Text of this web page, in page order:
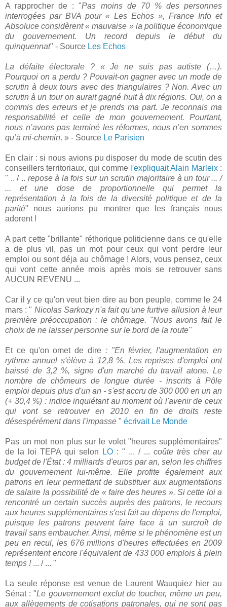
A rapprocher de : "Pas moins de 70 % des personnes
interrogées par BVA pour « Les Echos », France Info et
Absoluce considèrent « mauvaise » la politique économique
du gouvernement. Un record depuis le début du
quinquennat" - Source Les Echos
La défaite électorale ? « Je ne suis pas autiste (…).
Pourquoi on a perdu ? Pouvait-on gagner avec un mode de
scrutin à deux tours avec des triangulaires ? Non. Avec un
scrutin à un tour on aurait gagné huit à dix régions. Oui, on a
commis des erreurs et je prends ma part. Je reconnais ma
responsabilité et celle de mon gouvernement. Pourtant,
nous n’avons pas terminé les réformes, nous n’en sommes
qu’à mi-chemin. » - Source Le Parisien
En clair : si nous avions pu disposer du mode de scutin des
conseillers territoriaux, qui comme l'expliquait Alain Marleix:
" .. / .. repose à la fois sur un scrutin majoritaire à un tour ... /
... et une dose de proportionnelle qui permet la
représentation à la fois de la diversité politique et de la
parité" nous aurions pu montrer que les français nous
adorent !
A part cette "brillante" réthorique politicienne dans ce qu'elle
a de plus vil, pas un mot pour ceux qui vont perdre leur
emploi ou sont déja au chômage ! Alors, vous pensez, ceux
qui vont cette année mois après mois se retrouver sans
AUCUN REVENU ...
Car il y ce qu'on veut bien dire au bon peuple, comme le 24
mars : " Nicolas Sarkozy n'a fait qu'une furtive allusion à leur
première préoccupation : le chômage. "Nous avons fait le
choix de ne laisser personne sur le bord de la route"
Et ce qu'on omet de dire : "En février, l'augmentation en
rythme annuel s'élève à 12,8 %. Les reprises d'emploi ont
baissé de 3,2 %, signe d'un marché du travail atone. Le
nombre de chômeurs de longue durée - inscrits à Pôle
emploi depuis plus d'un an - s'est accru de 300 000 en un an
(+ 30,4 %) : indice inquiétant au moment où l'avenir de ceux
qui vont se retrouver en 2010 en fin de droits reste
désespérément dans l'impasse " écrivait Le Monde
Pas un mot non plus sur le volet "heures supplémentaires"
de la loi TEPA qui selon
LO : " ... / ... coûte très cher au
budget de l'État : 4 milliards d'euros par an, selon les chiffres
du gouvernement lui-même. Elle profite également aux
patrons en leur permettant de substituer aux augmentations
de salaire la possibilité de « faire des heures ». Si cette loi a
rencontré un certain succès auprès des patrons, le recours
aux heures supplémentaires s'est fait au dépens de l'emploi,
puisque les patrons peuvent faire face à un surcroît de
travail sans embaucher. Ainsi, même si le phénomène est un
peu en recul, les 676 millions d'heures effectuées en 2009
représentent encore l'équivalent de 433 000 emplois à plein
temps !... / ... "
La seule réponse est venue de Laurent Wauquiez hier au
Sénat : "Le gouvernement exclut de toucher, même un peu,
aux allègements de cotisations patronales, qui ne sont pas